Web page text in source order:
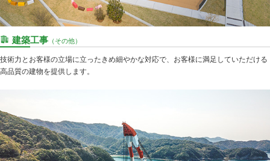
建築工事 （その他）
技術力とお客様の立場に立ったきめ細やかな対応で、お客様に満足していただける
高品質の建物を提供します。